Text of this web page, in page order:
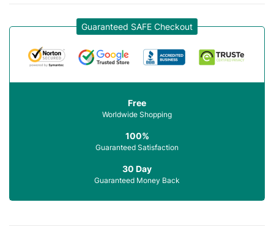
Guaranteed SAFE Checkout
Free
Worldwide Shopping
100%
Guaranteed Satisfaction
30 Day
Guaranteed Money Back